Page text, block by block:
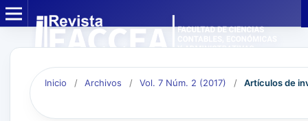
Inicio / Archivos / Vol. 7 Núm. 2 (2017) / Artículos de